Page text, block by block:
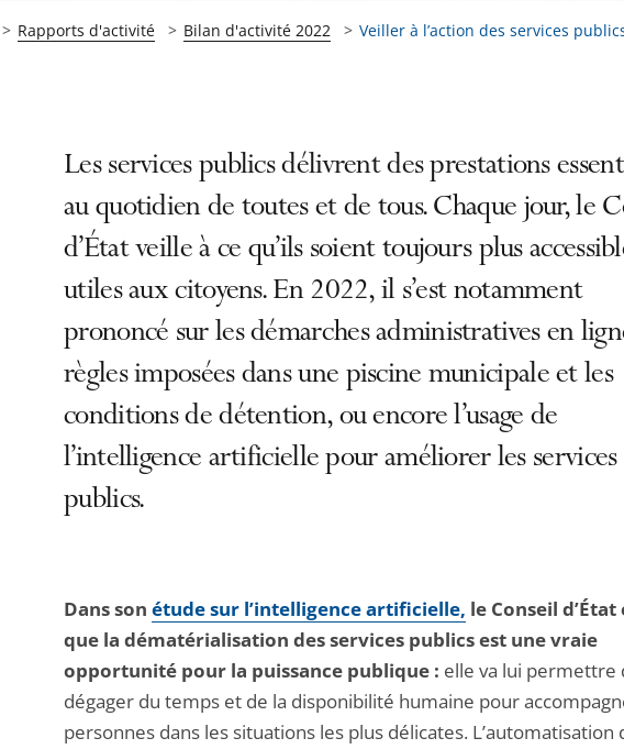
Rapports d'activité Bilan d'activité 2022 Veiller à l’action des services
Les services publics délivrent des prestations
au quotidien de toutes et de tous. Chaque jour, le
d’État veille à ce qu’ils soient toujours plus
utiles aux citoyens. En 2022, il s’est notamment
prononcé sur les démarches administratives en
règles imposées dans une piscine municipale et les
conditions de détention, ou encore l’usage de
l’intelligence artificielle pour améliorer les services
publics.
Dans son étude sur l’intelligence artificielle, le Conseil
que la dématérialisation des services publics est une vraie
opportunité pour la puissance publique : elle va lui permettre
dégager du temps et de la disponibilité humaine pour
personnes dans les situations les plus délicates. L’automatisation